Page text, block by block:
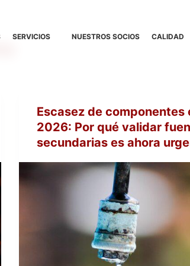
SERVICIOS NUESTROS SOCIOS CALIDAD
Escasez de componentes
2026: Por qué validar
secundarias es ahora